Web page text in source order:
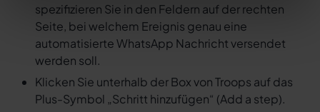
spezifizieren Sie in den Feldern auf der rechten
Seite, bei welchem Ereignis genau eine
automatisierte WhatsApp Nachricht versendet
werden soll.
Klicken Sie unterhalb der Box von Troops auf das
Plus-Symbol „Schritt hinzufügen“ (Add a step).